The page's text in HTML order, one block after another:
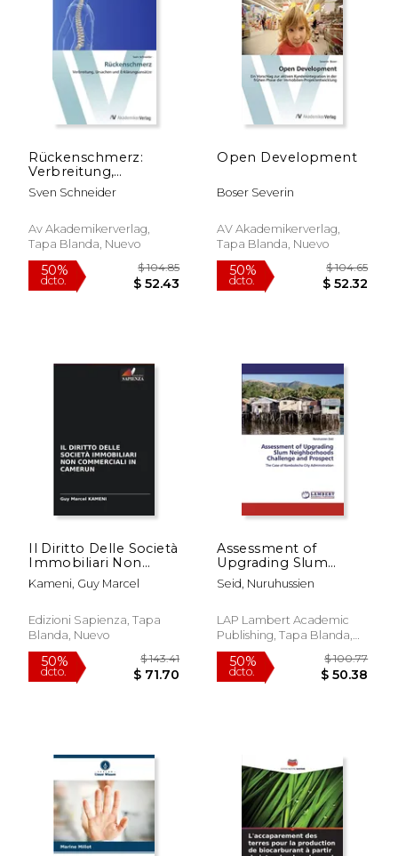
50%
dcto.
12%
dcto.
Rückenschmerz:
Verbreitung,
Ursachen und
Erklärungsansätze
Sven Schneider
Av Akademikerverlag,
Tapa Blanda, Nuevo
50%
Open Development
Boser Severin
AV Akademikerverlag,
Tapa Blanda, Nuevo
50%
Il Diritto Delle Società
Immobiliari Non
Commerciali in
Camerun (en Italiano)
Kameni, Guy Marcel
Edizioni Sapienza, Tapa
Blanda, Nuevo
Assessment of
Upgrading Slum
Neighborhoods
Challenge and
Seid, Nuruhussien
LAP Lambert Academic
Publishing, Tapa Blanda,
Nuevo